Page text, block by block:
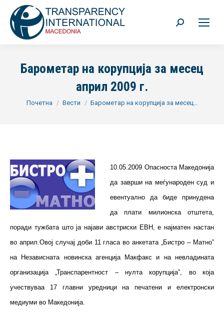
Search:
Барометар на корупција за месец
април 2009 г.
You are here:
Почетна Вести Барометар на корупција за месец…
10.05.2009 Опасноста Македонија
да заврши на меѓународен суд и
евентуално да биде принудена
да плати милионска отштета,
поради тужбата што ја најави австриски ЕВН, е најматен настан
во април.Овој случај доби 11 гласа во анкетата „Бистро – Матно”
на Независната новинска агенција Макфакс и на невладината
организација „Транспарентност – нулта корупција”, во која
учествуваа 17 главни уредници на печатени и електронски
медиуми во Македонија.